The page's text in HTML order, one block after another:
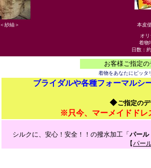
＜紗紬＞
本皮
オ
着物
日数：
お客様ご指定
着物をあなたにピッタ
ブライダルや各種フォーマルシ
◆ご指定の
※只今、マーメイドドレ
シルクに、安心！安全！！の撥水加工「 パール
【パー